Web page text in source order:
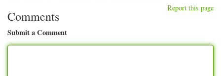
Report this page
Comments
Submit a Comment